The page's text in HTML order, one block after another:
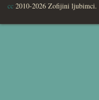
cc 2010-2026 Zofijini ljubimci.